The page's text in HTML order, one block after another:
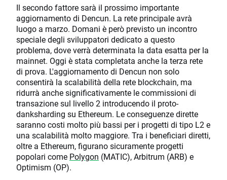
Il secondo fattore sarà il prossimo importante
aggiornamento di Dencun. La rete principale avrà
luogo a marzo. Domani è però previsto un incontro
speciale degli sviluppatori dedicato a questo
problema, dove verrà determinata la data esatta per la
mainnet. Oggi è stata completata anche la terza rete
di prova. L'aggiornamento di Dencun non solo
consentirà la scalabilità della rete blockchain, ma
ridurrà anche significativamente le commissioni di
transazione sul livello 2 introducendo il proto-
danksharding su Ethereum. Le conseguenze dirette
saranno costi molto più bassi per i progetti di tipo L2 e
una scalabilità molto maggiore. Tra i beneficiari diretti,
oltre a Ethereum, figurano sicuramente progetti
popolari come Polygon (MATIC), Arbitrum (ARB) e
Optimism (OP).